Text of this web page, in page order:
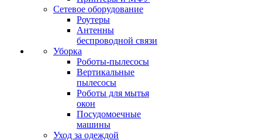
Сетевое оборудование
Роутеры
Антенны
беспроводной связи
Уборка
Роботы-пылесосы
Вертикальные
пылесосы
Роботы для мытья
окон
Посудомоечные
машины
Уход за одеждой